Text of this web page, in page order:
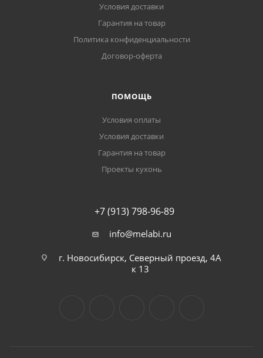
Условия доставки
Гарантия на товар
Политика конфиденциальности
Договор-оферта
ПОМОЩЬ
Условия оплаты
Условия доставки
Гарантия на товар
Проекты кухонь
+7 (913) 798-96-89
info@melabi.ru
г. Новосибирск, Северный проезд, 4А
к 13